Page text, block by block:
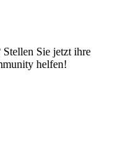
Sie jetzt ihre
helfen!